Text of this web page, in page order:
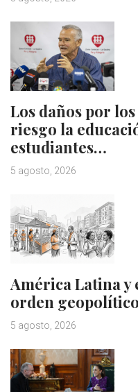
Los daños por
riesgo la
estudiantes…
5 agosto, 2026
América Latina y
orden
5 agosto, 2026